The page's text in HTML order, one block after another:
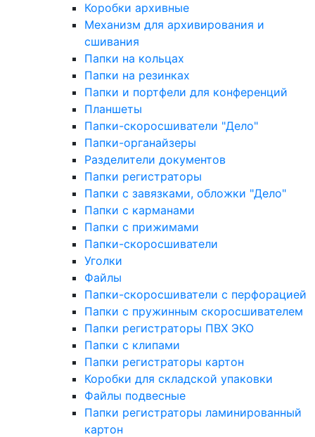
Коробки архивные
Механизм для архивирования и
сшивания
Папки на кольцах
Папки на резинках
Папки и портфели для конференций
Планшеты
Папки-скоросшиватели "Дело"
Папки-органайзеры
Разделители документов
Папки регистраторы
Папки с завязками, обложки "Дело"
Папки с карманами
Папки с прижимами
Папки-скоросшиватели
Уголки
Файлы
Папки-скоросшиватели с перфорацией
Папки с пружинным скоросшивателем
Папки регистраторы ПВХ ЭКО
Папки с клипами
Папки регистраторы картон
Коробки для складской упаковки
Файлы подвесные
Папки регистраторы ламинированный
картон